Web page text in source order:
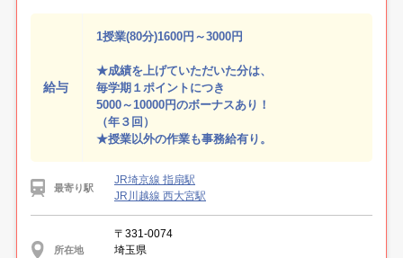
給与
1授業(80分)1600円～3000円
★成績を上げていただいた分は、
毎学期１ポイントにつき
5000～10000円のボーナスあり！
（年３回）
★授業以外の作業も事務給有り。
最寄り駅
JR埼京線 指扇駅
JR川越線 西大宮駅
所在地
〒331-0074
埼玉県